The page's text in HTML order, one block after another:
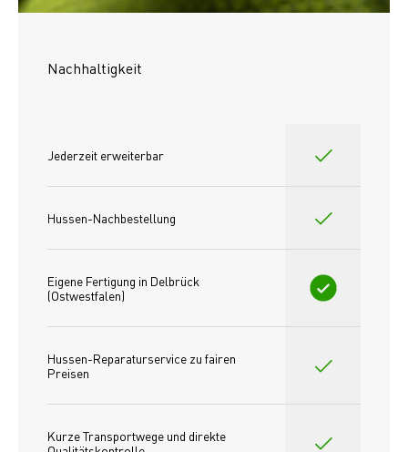
Nachhaltigkeit
Jederzeit erweiterbar
Hussen-Nachbestellung
Eigene Fertigung in Delbrück
(Ostwestfalen)
Hussen-Reparaturservice zu fairen
Preisen​
Kurze Transportwege und direkte